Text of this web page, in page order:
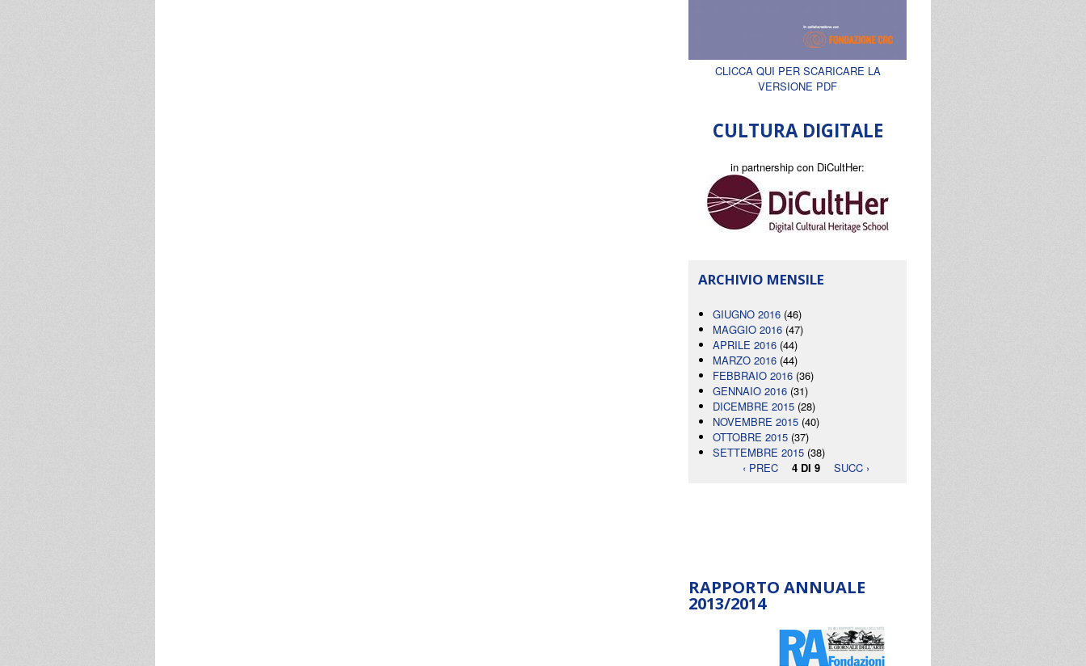
CLICCA QUI PER SCARICARE LA
VERSIONE PDF
CULTURA DIGITALE
in partnership con DiCultHer:
ARCHIVIO MENSILE
GIUGNO 2016 (46)
MAGGIO 2016 (47)
APRILE 2016 (44)
MARZO 2016 (44)
FEBBRAIO 2016 (36)
GENNAIO 2016 (31)
DICEMBRE 2015 (28)
NOVEMBRE 2015 (40)
OTTOBRE 2015 (37)
SETTEMBRE 2015 (38)
‹ PREC
4 DI 9 SUCC ›
RAPPORTO ANNUALE
2013/2014